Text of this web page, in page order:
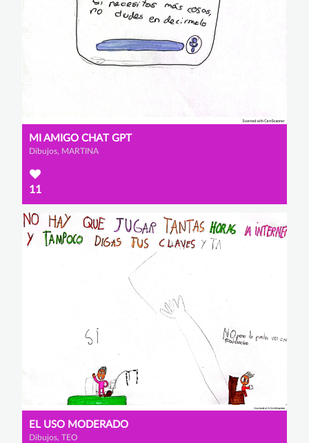
MI AMIGO CHAT GPT
Dibujos, MARTINA
11
EL USO MODERADO
Dibujos, TEO